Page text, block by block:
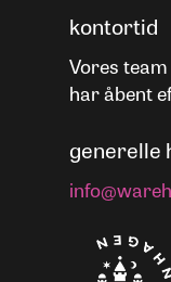
kontortid
Vores
har åbent
generelle